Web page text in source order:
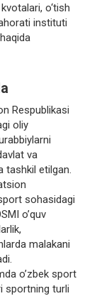
o‘tish
instituti
Respublikasi
oliy
va
etilgan.
sohasidagi
o’quv
malakani
o’zbek sport
sportning turli